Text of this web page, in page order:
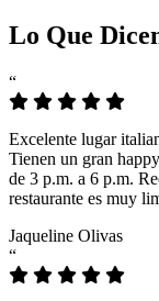
Lo Que
“
Excelente lugar
Tienen un gran
de 3 p.m. a 6 p.m.
restaurante es muy
Jaqueline Olivas
“